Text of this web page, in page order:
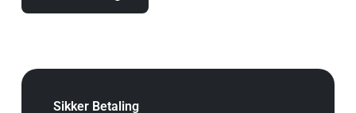
Sikker Betaling